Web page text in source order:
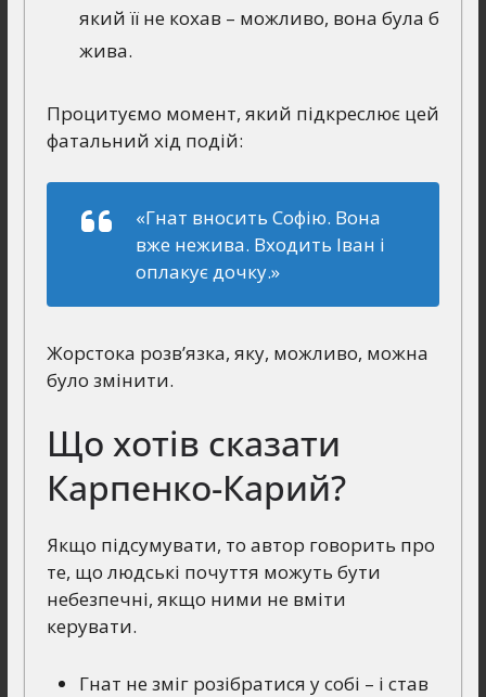
який її не кохав – можливо, вона була б
жива.
Процитуємо момент, який підкреслює цей
фатальний хід подій:
«Гнат вносить Софію. Вона
вже нежива. Входить Іван і
оплакує дочку.»
Жорстока розв’язка, яку, можливо, можна
було змінити.
Що хотів сказати
Карпенко-Карий?
Якщо підсумувати, то автор говорить про
те, що людські почуття можуть бути
небезпечні, якщо ними не вміти
керувати.
Гнат не зміг розібратися у собі – і став